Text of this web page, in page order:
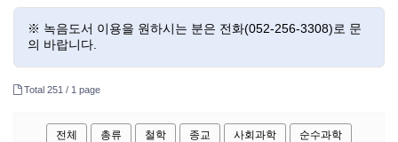
※ 녹음도서 이용을 원하시는 분은 전화(052-256-3308)로 문
의 바랍니다.
Total 251 / 1 page
전체 총류 철학 종교 사회과학 순수과학